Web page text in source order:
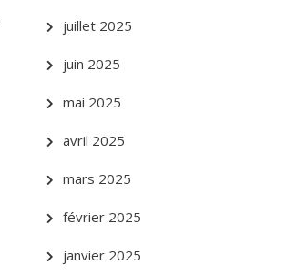
juillet 2025
juin 2025
mai 2025
avril 2025
mars 2025
février 2025
janvier 2025